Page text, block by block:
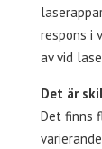
respons i
av vid
Det är
Det finns